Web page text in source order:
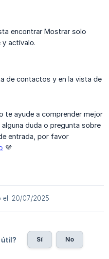
encontrar Mostrar solo
y actívalo.
de contactos y en la vista de
te ayude a comprender mejor
duda o pregunta sobre
entrada, por favor
💜
el: 20/07/2025
Sí No